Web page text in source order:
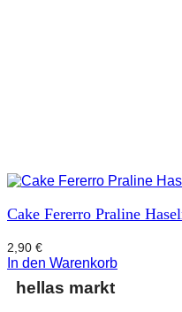
Cake Fererro Praline
2,90 €
In den Warenkorb
hellas markt